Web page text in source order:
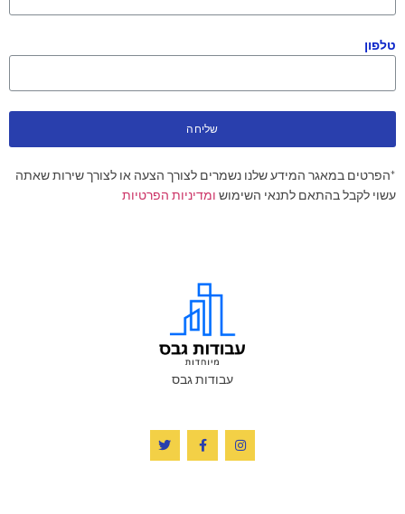
טלפון
שליחה
*הפרטים במאגר המידע שלנו נשמרים לצורך הצעה או לצורך שירות שאתה
עשוי לקבל בהתאם לתנאי השימוש ומדיניות הפרטיות
עבודות גבס